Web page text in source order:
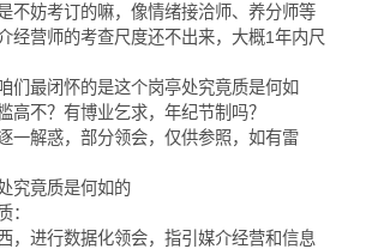
不妨考订的嘛，像情绪接洽师、养分师等
经营师的考查尺度还不出来，大概1年内尺
们最闭怀的是这个岗亭处究竟质是何如
高不？有博业乞求，年纪节制吗？
一解惑，部分领会，仅供参照，如有雷
究竟质是何如的
：
，进行数据化领会，指引媒介经营和信息